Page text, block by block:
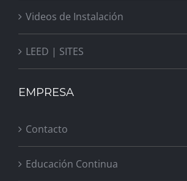
Videos de Instalación
LEED | SITES
EMPRESA
Contacto
Educación Continua